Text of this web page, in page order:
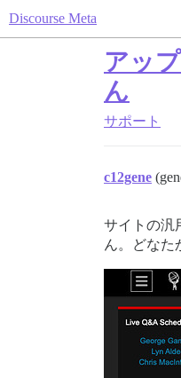
Discourse Meta
アッ
ん
サポート
c12gene
サイトの汎
ん。どなた